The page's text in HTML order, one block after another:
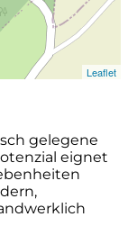
Leaflet
gelegene
eignet